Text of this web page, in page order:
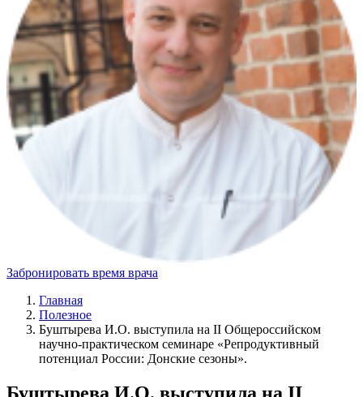
Забронировать время врача
Главная
Полезное
Буштырева И.О. выступила на II Общероссийском
научно-практическом семинаре «Репродуктивный
потенциал России: Донские сезоны».